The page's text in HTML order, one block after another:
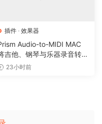
transform and breathe,
插件 · 效果器
Audio-to-MIDI MAC
吉他、钢琴与乐器录音转换
可编辑 MIDI
23小时前